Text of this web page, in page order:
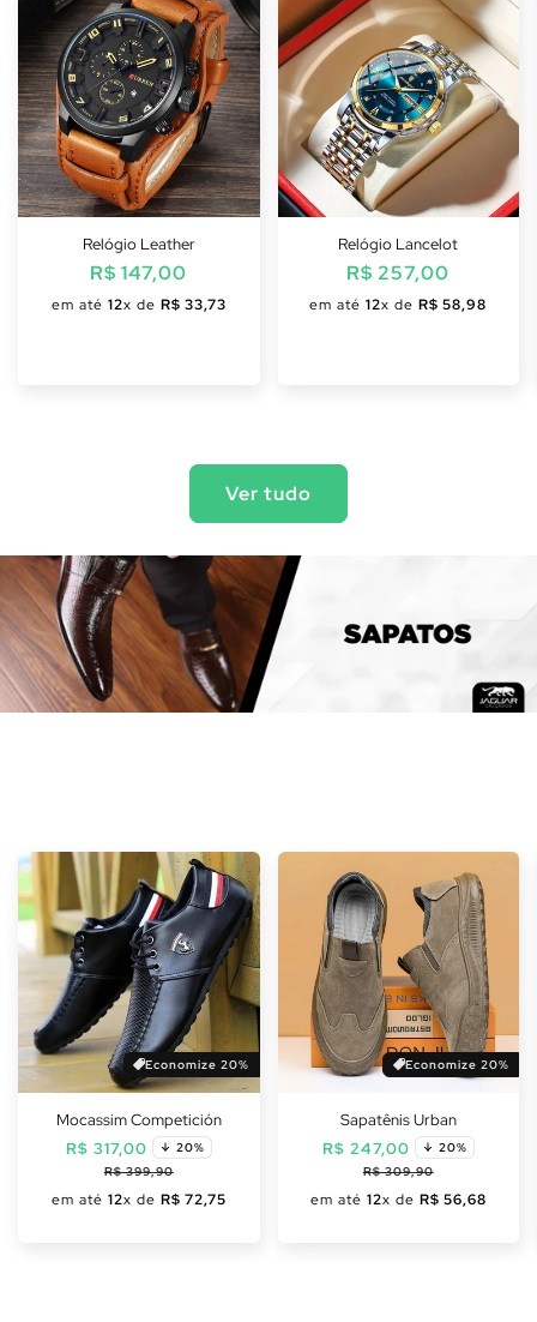
Relógio Leather
Preço
normal
R$ 147,00
em até 12x de R$ 33,73
Relógio Lancelot
Preço
normal
R$ 257,00
em até12x deR$ 58,98
Ver tudo
Economize 20%
Mocassim Competición
Preço
normal
R$ 317,00 20% Preço
R$ 399,90
em até 12x de R$ 72,75
Economize 20%
Sapatênis Urban
Preço
normal
R$ 247,00 20% Preço
R$ 309,90
em até 12x de R$ 56,68